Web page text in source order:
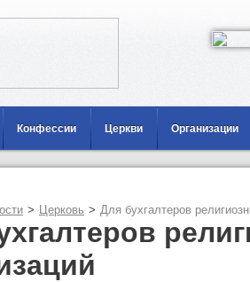
Конфессии Церкви Организации
> Церковь > Для бухгалтеров